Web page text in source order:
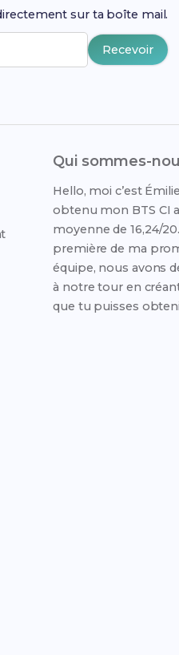
sur ta boîte mail.
Recevoir
Qui sommes-
Hello, moi c’est
obtenu mon BTS CI
moyenne de 16,24/20.
première de ma
équipe, nous avons
à notre tour en
que tu puisses